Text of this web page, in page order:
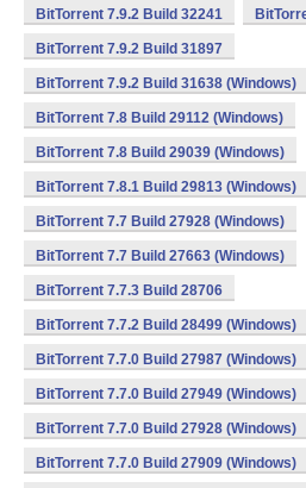
BitTorrent 7.9.2 Build 32241
BitTorrent 7.9.2 Build 31897
BitTorrent 7.9.2 Build 31638 (Windows)
BitTorrent 7.8 Build 29112 (Windows)
BitTorrent 7.8 Build 29039 (Windows)
BitTorrent 7.8.1 Build 29813 (Windows)
BitTorrent 7.7 Build 27928 (Windows)
BitTorrent 7.7 Build 27663 (Windows)
BitTorrent 7.7.3 Build 28706
BitTorrent 7.7.2 Build 28499 (Windows)
BitTorrent 7.7.0 Build 27987 (Windows)
BitTorrent 7.7.0 Build 27949 (Windows)
BitTorrent 7.7.0 Build 27928 (Windows)
BitTorrent 7.7.0 Build 27909 (Windows)